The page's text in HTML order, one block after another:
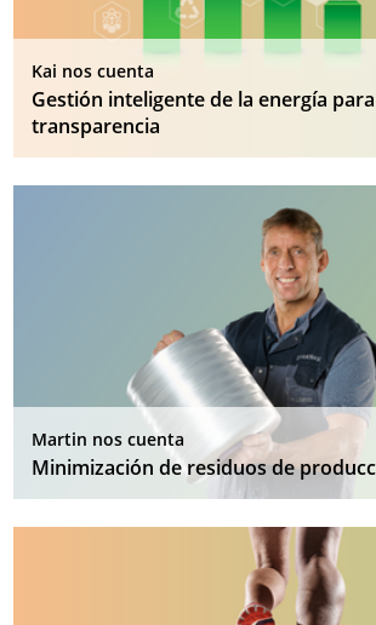
Kai nos cuenta
Gestión inteligente de la energía
transparencia
Martin nos cuenta
Minimización de residuos de